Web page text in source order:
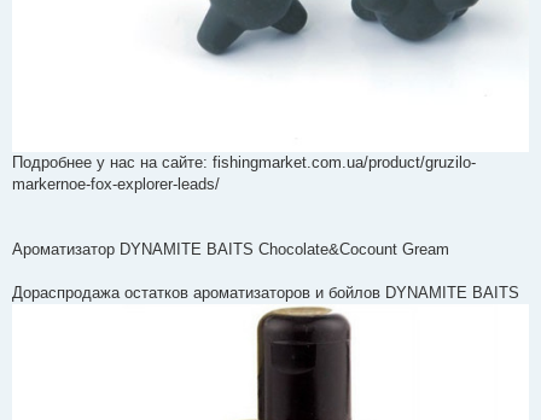
Подробнее у нас на сайте: fishingmarket.com.ua/product/gruzilo-
markernoe-fox-explorer-leads/
Ароматизатор DYNAMITE BAITS Chocolate&Cocount Gream
Дораспродажа остатков ароматизаторов и бойлов DYNAMITE BAITS